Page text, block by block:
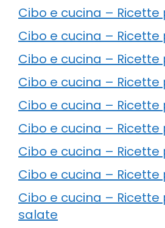
Cibo e cucina – Ricette
Cibo e cucina – Ricette
Cibo e cucina – Ricette
Cibo e cucina –
Cibo e cucina – Ricette
Cibo e cucina – Ricette
Cibo e cucina –
Cibo e cucina –
Cibo e cucina –
salate